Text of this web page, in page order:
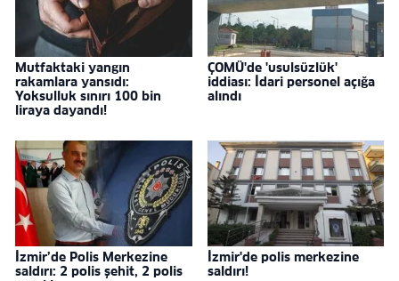
Mutfaktaki yangın
rakamlara yansıdı:
Yoksulluk sınırı 100 bin
liraya dayandı!
ÇOMÜ'de 'usulsüzlük'
iddiası: İdari personel açığa
alındı
İzmir’de Polis Merkezine
saldırı: 2 polis şehit, 2 polis
İzmir'de polis merkezine
saldırı!